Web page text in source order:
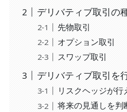
デリバティブ取引の
先物取引
オプション取引
スワップ取引
デリバティブ取引を
リスクヘッジが行
将来の見通しを判